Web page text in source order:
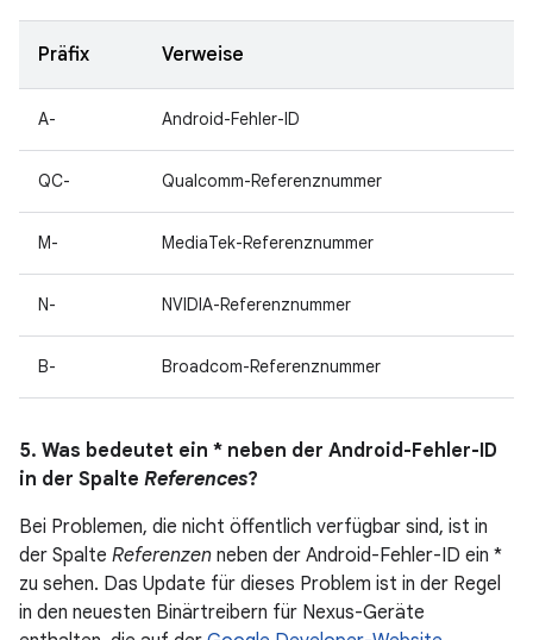
Präfix Verweise
A- Android-Fehler-ID
QC- Qualcomm-Referenznummer
M- MediaTek-Referenznummer
N- NVIDIA-Referenznummer
B- Broadcom-Referenznummer
5. Was bedeutet ein * neben der Android-Fehler-ID
in der Spalte References?
Bei Problemen, die nicht öffentlich verfügbar sind, ist in
der Spalte Referenzen neben der Android-Fehler-ID ein *
zu sehen. Das Update für dieses Problem ist in der Regel
in den neuesten Binärtreibern für Nexus-Geräte